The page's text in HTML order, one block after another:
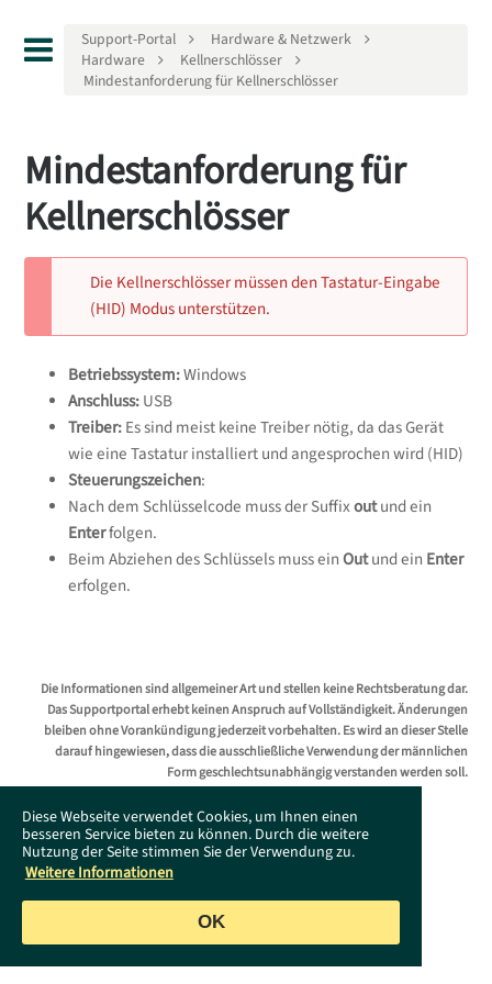
Diese Webseite verwendet Cookies, um Ihnen einen
besseren Service bieten zu können. Durch die weitere
Nutzung der Seite stimmen Sie der Verwendung zu.
Weitere Informationen
OK
Support-Portal
Hardware & Netzwerk
Hardware
Kellnerschlösser
Mindestanforderung für Kellnerschlösser
Mindestanforderung für
Kellnerschlösser
Die Kellnerschlösser müssen den Tastatur-Eingabe
(HID) Modus unterstützen.
Betriebssystem:Windows
Anschluss:USB
Treiber:Es sind meist keine Treiber nötig, da das Gerät
wie eine Tastatur installiert und angesprochen wird (HID)
Steuerungszeichen:
Nach dem Schlüsselcode muss der Suffixoutund ein
Enterfolgen.
Beim Abziehen des Schlüssels muss einOutund ein Enter
erfolgen.
Die Informationen sind allgemeiner Art und stellen keine Rechtsberatung dar.
Das Supportportal erhebt keinen Anspruch auf Vollständigkeit. Änderungen
bleiben ohne Vorankündigung jederzeit vorbehalten. Es wird an dieser Stelle
darauf hingewiesen, dass die ausschließliche Verwendung der männlichen
Form geschlechtsunabhängig verstanden werden soll.